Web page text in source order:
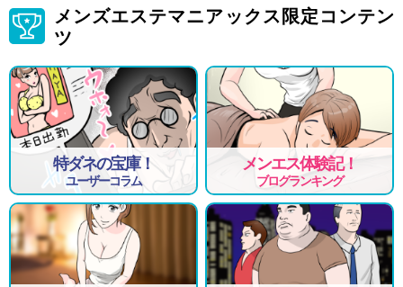
メンズエステマニアックス限定コンテン
ツ
特ダネの宝庫！
ユーザーコラム
メンエス体験記！
ブログランキング